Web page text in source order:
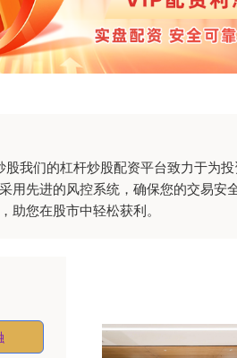
我们的杠杆炒股配资平台致力于为
用先进的风控系统，确保您的交易
助您在股市中轻松获利。